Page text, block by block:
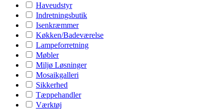
Haveudstyr
Indretningsbutik
Isenkræmmer
Køkken/Badeværelse
Lampeforretning
Møbler
Miljø Løsninger
Mosaikgalleri
Sikkerhed
Tæppehandler
Værktøj